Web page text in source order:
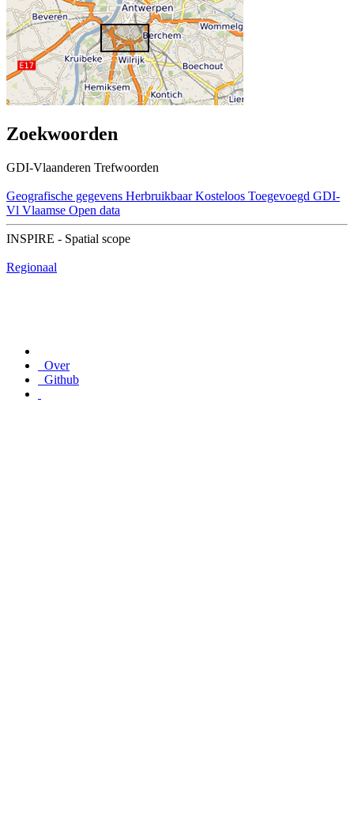
Zoekwoorden
GDI-Vlaanderen Trefwoorden
Geografische gegevens Herbruikbaar Kosteloos Toegevoegd GDI-
Vl Vlaamse Open data
INSPIRE - Spatial scope
Regionaal
Over
Github